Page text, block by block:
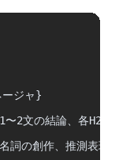
ジャ}
2文の結論、各H2に
の創作、推測表現